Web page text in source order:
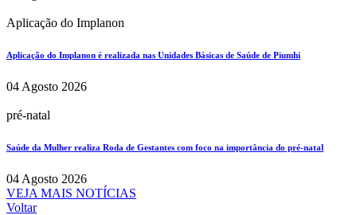
Aplicação do Implanon
Aplicação do Implanon é realizada nas Unidades Básicas de Saúde de Piumhi
04 Agosto 2026
pré-natal
Saúde da Mulher realiza Roda de Gestantes com foco na importância do pré-natal
04 Agosto 2026
VEJA MAIS NOTÍCIAS
Voltar